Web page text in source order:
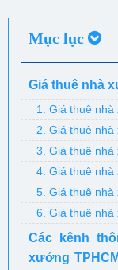
Mục lục
Giá thuê nhà
1. Giá thuê
2. Giá thuê
3. Giá thuê
4. Giá thuê
5. Giá thuê
6. Giá thuê
Các kênh
xưởng